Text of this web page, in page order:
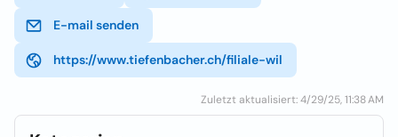
E-mail senden
https://www.tiefenbacher.ch/filiale-wil
Zuletzt aktualisiert: 4/29/25, 11:38 AM